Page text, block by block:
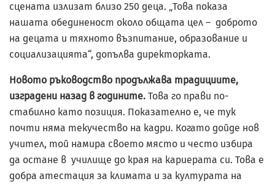
сцената излизат близо 250 деца. „Това показа
нашата обединеност около общата цел – доброто
на децата и тяхното възпитание, образование и
социализацията“, допълва директорката.
Новото ръководство продължава традициите,
изградени назад в годините. Това го прави по-
стабилно като позиция. Показателно е, че тук
почти няма текучество на кадри. Когато дойде нов
учител, той намира своето място и често избира
да остане в училище до края на кариерата си. Това е
добра атестация за климата и за културата на